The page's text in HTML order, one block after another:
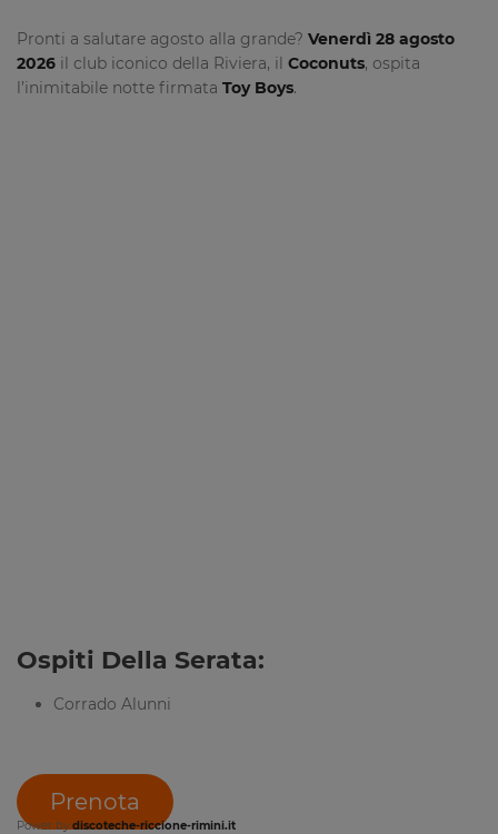
Pronti a salutare agosto alla grande? Venerdì 28 agosto
2026 il club iconico della Riviera, il Coconuts, ospita
l’inimitabile notte firmata Toy Boys.
Ospiti Della Serata:
Corrado Alunni
Prenota
Power by discoteche-riccione-rimini.it